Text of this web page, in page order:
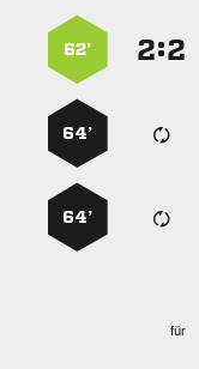
:
62’
64’
64’
für